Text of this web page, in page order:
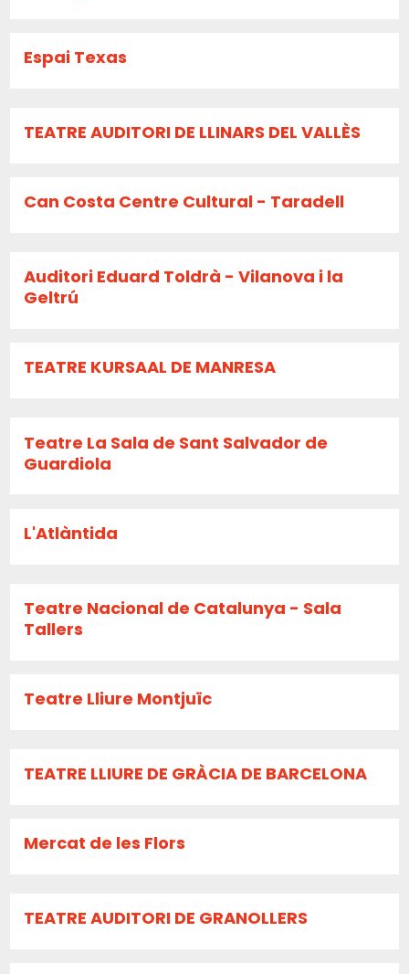
Espai Texas
TEATRE AUDITORI DE LLINARS DEL VALLÈS
Can Costa Centre Cultural - Taradell
Auditori Eduard Toldrà - Vilanova i la
Geltrú
TEATRE KURSAAL DE MANRESA
Teatre La Sala de Sant Salvador de
Guardiola
L'Atlàntida
Teatre Nacional de Catalunya - Sala
Tallers
Teatre Lliure Montjuïc
TEATRE LLIURE DE GRÀCIA DE BARCELONA
Mercat de les Flors
TEATRE AUDITORI DE GRANOLLERS